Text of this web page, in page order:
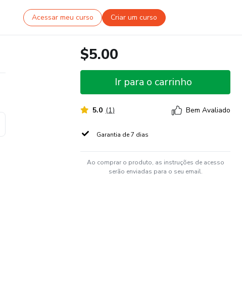
Acessar meu curso Criar um curso
$5.00
Ir para o carrinho
5.0 (1) Bem Avaliado
Garantia de 7 dias
Ao comprar o produto, as instruções de acesso
serão enviadas para o seu email.